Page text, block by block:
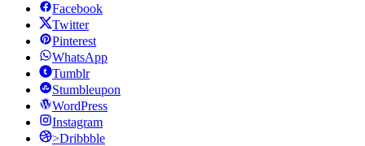
Facebook
Twitter
Pinterest
WhatsApp
Tumblr
Stumbleupon
WordPress
Instagram
>Dribbble